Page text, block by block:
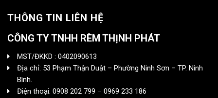
THÔNG TIN LIÊN HỆ
CÔNG TY TNHH RÈM THỊNH PHÁT
MST/ĐKKD : 0402090613
Địa chỉ: 53 Phạm Thận Duật – Phường Ninh Sơn – TP. Ninh
Bình.
Điện thoại: 0908 202 799 – 0969 233 186